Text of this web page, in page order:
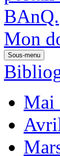
Mon
Sous-menu
Mai